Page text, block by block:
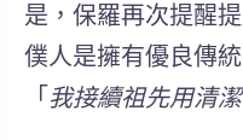
是，保羅再次提醒
僕人是擁有優良傳
「 我接續祖先用清